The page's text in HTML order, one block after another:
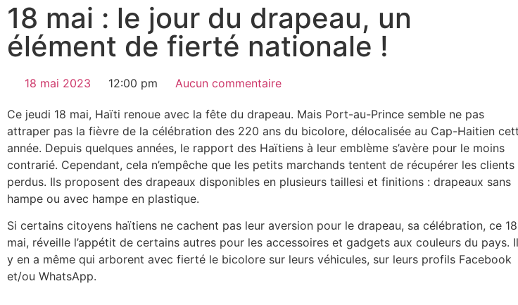
18 mai : le jour du drapeau, un
élément de fierté nationale !
18 mai 2023 12:00 pm Aucun commentaire
Ce jeudi 18 mai, Haïti renoue avec la fête du drapeau. Mais Port-au-Prince semble ne pas
attraper pas la fièvre de la célébration des 220 ans du bicolore, délocalisée au Cap-Haitien
année. Depuis quelques années, le rapport des Haïtiens à leur emblème s’avère pour le moins
contrarié. Cependant, cela n’empêche que les petits marchands tentent de récupérer les clients
perdus. Ils proposent des drapeaux disponibles en plusieurs taillesi et finitions : drapeaux sans
hampe ou avec hampe en plastique.
Si certains citoyens haïtiens ne cachent pas leur aversion pour le drapeau, sa célébration, ce 18
mai, réveille l’appétit de certains autres pour les accessoires et gadgets aux couleurs du pays. Il
y en a même qui arborent avec fierté le bicolore sur leurs véhicules, sur leurs profils Facebook
et/ou WhatsApp.